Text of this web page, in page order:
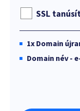
SSL
1x Domain
Domain név -